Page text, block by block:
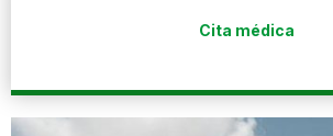
Cita médica